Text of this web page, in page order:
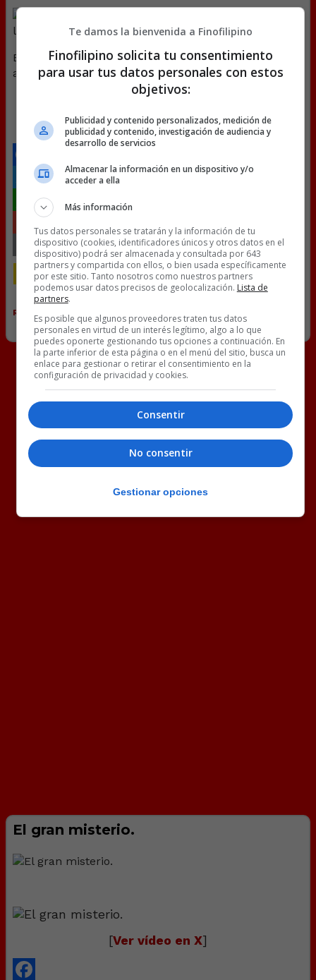
En EEUU ya están haciéndose preguntas… Nosotros
aún estamos con los ojos cerrados.
Ver vídeo en X
Enviado por @JC23421
Facebook
Twitter
WhatsApp
Gmail
Copy
Link
POLÍTICA
60 COMENTARIOS
RANDOM 12 FEBRERO, 2025
El gran misterio.
[Ver vídeo en X]
Te damos la bienvenida a Finofilipino
Finofilipino solicita tu consentimiento
para usar tus datos personales con estos
objetivos:
Publicidad y contenido personalizados, medición de
publicidad y contenido, investigación de audiencia y
desarrollo de servicios
Almacenar la información en un dispositivo y/o
acceder a ella
Más información
Tus datos personales se tratarán y la información de tu
dispositivo (cookies, identificadores únicos y otros datos en el
dispositivo) podrá ser almacenada y consultada por 643
partners y compartida con ellos, o bien usada específicamente
por este sitio. Tanto nosotros como nuestros partners
podemos usar datos precisos de geolocalización. Lista de
partners.
Es posible que algunos proveedores traten tus datos
personales en virtud de un interés legítimo, algo a lo que
puedes oponerte gestionando tus opciones a continuación. En
la parte inferior de esta página o en el menú del sitio, busca un
enlace para gestionar o retirar el consentimiento en la
configuración de privacidad y cookies.
Consentir
No consentir
Gestionar opciones